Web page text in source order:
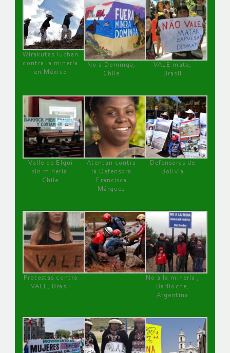
Wirakutas luchan
contra la minería
en México
No a Dominga,
Chile
VALE mata,
Brasil
Valle de Elqui
sin minería.
Chile
Atentan contra
la Defensora
Francisca
Márquez
Defensoras de
Bolivia
Protestas contra
VALE, Brasil
No a la minería ,
Bariloche,
Argentina